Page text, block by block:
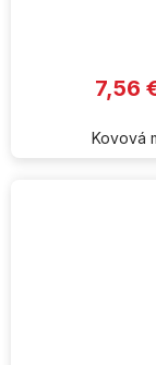
7,56
Kovová